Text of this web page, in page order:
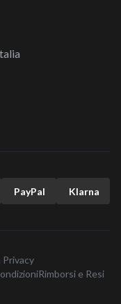
PayPal Klarna
Rimborsi e Resi